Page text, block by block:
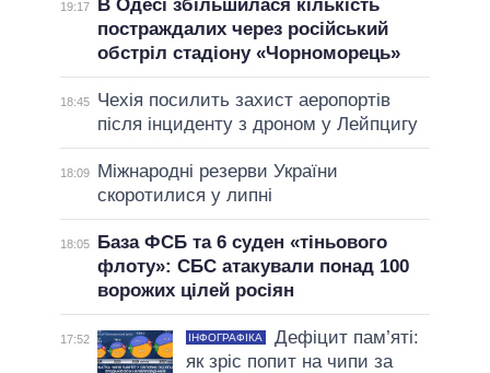
19:17
В Одесі збільшилася кількість
постраждалих через російський
обстріл стадіону «Чорноморець»
18:45
Чехія посилить захист аеропортів
після інциденту з дроном у Лейпцигу
18:09
Міжнародні резерви України
скоротилися у липні
18:05
База ФСБ та 6 суден «тіньового
флоту»: СБС атакували понад 100
ворожих цілей росіян
17:52 ІНФОГРАФІКА
Дефіцит пам’яті:
як зріс попит на чипи за